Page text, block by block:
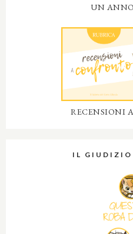
UN
RECENSIONI
IL GIUDIZIO